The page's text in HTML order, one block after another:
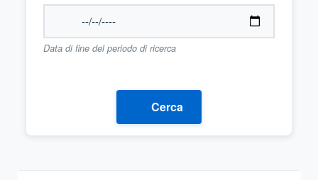
Data di fine del periodo di ricerca
Cerca